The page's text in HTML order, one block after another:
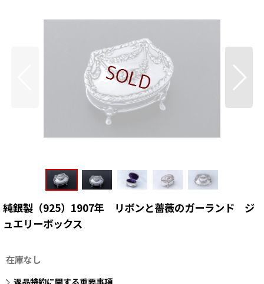
純銀製（925）1907年 リボンと薔薇のガーランド ジ
ュエリーボックス
在庫なし